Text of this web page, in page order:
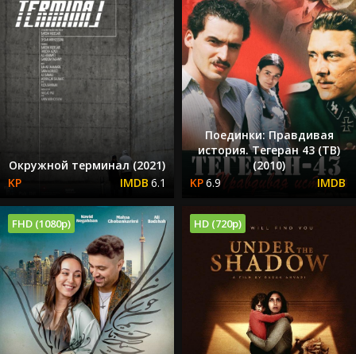
Окружной терминал (2021)
6.1
Поединки: Правдивая
история. Тегеран 43 (ТВ)
(2010)
6.9
FHD (1080p) HD (720p)